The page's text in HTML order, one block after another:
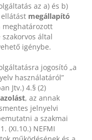
az a) és b)
megállapító
meghatározott
szakorvos által
igénybe.
jogosító „a
használatáról”
Jtv.) 4.§ (2)
, az annak
jelnyelvi
a szakmai
(XI.10.) NEFMI